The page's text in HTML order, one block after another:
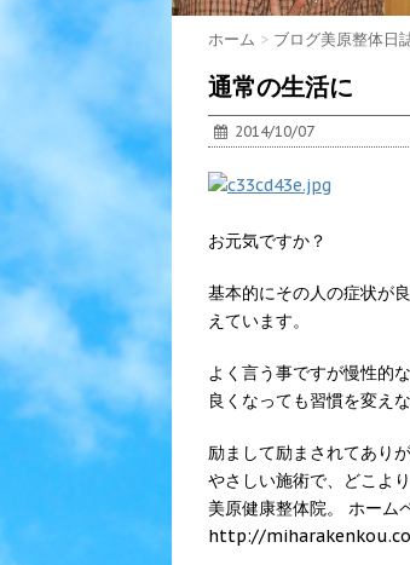
ホーム > ブログ美原整体日
通常の生活に
2014/10/07
お元気ですか？
基本的にその人の症状が
えています。
よく言う事ですが慢性的
良くなっても習慣を変え
励まして励まされてあり
やさしい施術で、どこよ
美原健康整体院。 ホーム
http://